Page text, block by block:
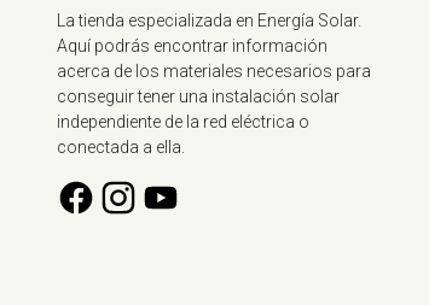
La tienda especializada en Energía Solar.
Aquí podrás encontrar información
acerca de los materiales necesarios para
conseguir tener una instalación solar
independiente de la red eléctrica o
conectada a ella.